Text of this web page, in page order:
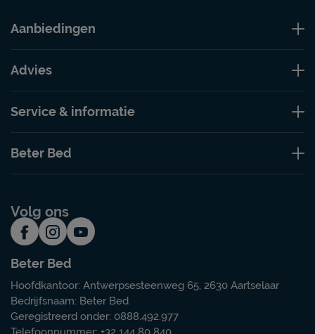
Aanbiedingen
Advies
Service & informatie
Beter Bed
Volg ons
Beter Bed
Hoofdkantoor: Antwerpsesteenweg 65, 2630 Aartselaar
Bedrijfsnaam: Beter Bed
Geregistreerd onder: 0888.492.977